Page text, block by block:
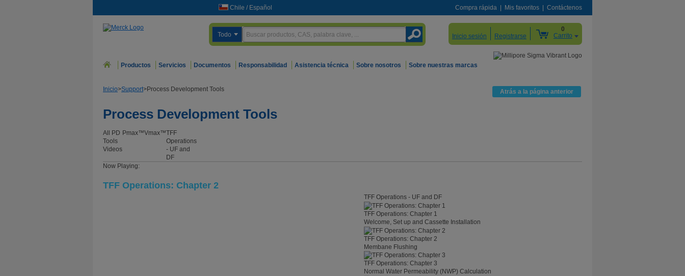
Chile / Español Compra rápida Mis favoritos Contáctenos
Todo Inicio sesión Registrarse
0
Carrito
Productos Servicios Documentos Responsabilidad Asistencia técnica Sobre nosotros Sobre nuestras marcas
Atrás a la página anterior
Inicio>Support>Process Development Tools
Process Development Tools
All PD
Tools
Videos
Pmax™Vmax™TFF
Operations
- UF and
DF
Now Playing:
TFF Operations: Chapter 2
TFF Operations - UF and DF
TFF Operations: Chapter 1
Welcome, Set up and Cassette Installation
TFF Operations: Chapter 2
Membane Flushing
TFF Operations: Chapter 3
Normal Water Permeability (NWP) Calculation